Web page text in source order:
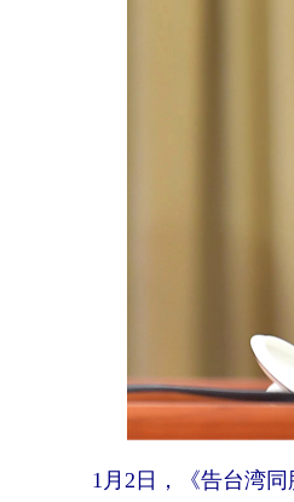
1月2日，《告台湾同